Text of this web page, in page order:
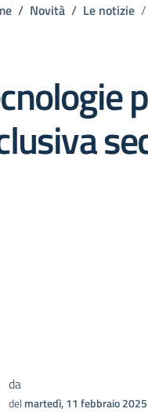
Novità Le notizie
da
delmartedì, 11 febbraio 2025